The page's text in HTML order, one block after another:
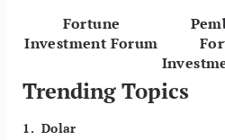
Fortune
Investment Forum
Trending Topics
1. Dolar